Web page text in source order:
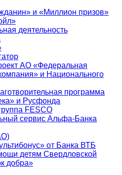
и «Миллион призов»
деятельность
АО «Федеральная
и Национального
программа
и Русфонда
FESCO
сервис Альфа-Банка
от Банка ВТБ
детям Свердловской
добра»